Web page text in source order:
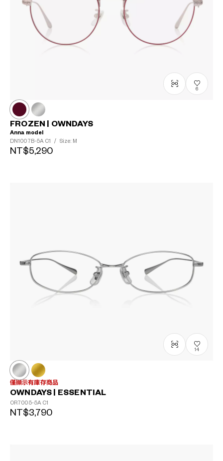
6
FROZEN | OWNDAYS
Anna model
DN1007B-5A C1 / Size: M
NT$5,290
14
僅顯示有庫存商品
OWNDAYS | ESSENTIAL
OR7005-5A C1
NT$3,790